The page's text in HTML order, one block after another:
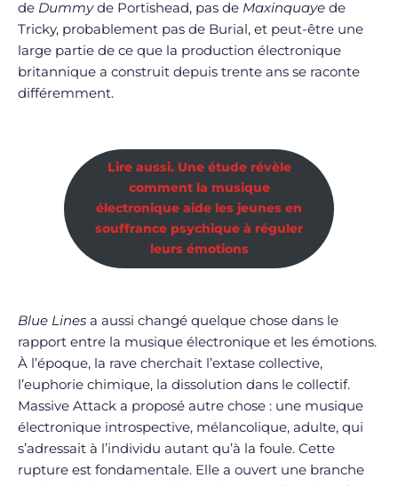
de Dummyde Portishead, pas de Maxinquaye de
Tricky, probablement pas de Burial, et peut-être une
large partie de ce que la production électronique
britannique a construit depuis trente ans se raconte
différemment.
Lire aussi. Une étude révèle
comment la musique
électronique aide les jeunes en
souffrance psychique à réguler
leurs émotions
Blue Lines a aussi changé quelque chose dans le
rapport entre la musique électronique et les émotions.
À l’époque, la rave cherchait l’extase collective,
l’euphorie chimique, la dissolution dans le collectif.
Massive Attack a proposé autre chose : une musique
électronique introspective, mélancolique, adulte, qui
s’adressait à l’individu autant qu’à la foule. Cette
rupture est fondamentale. Elle a ouvert une branche